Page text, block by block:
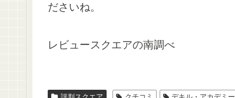
ださいね。
レビュースクエアの南調べ